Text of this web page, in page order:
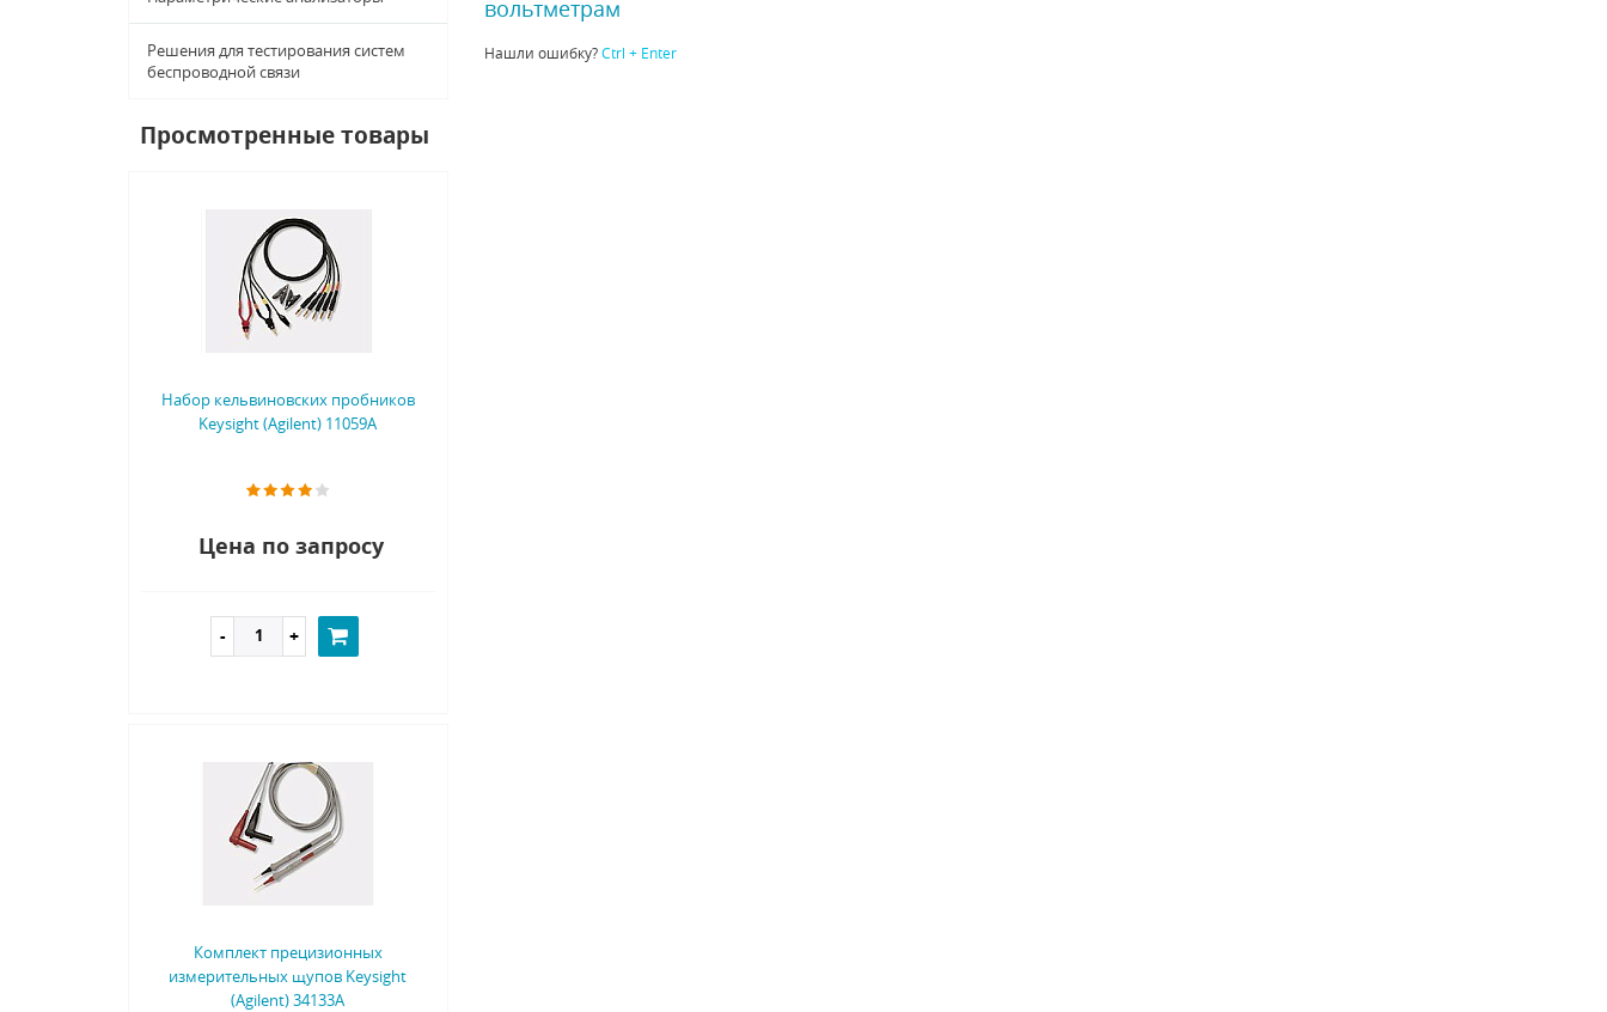
Решения для тестирования систем
беспроводной связи
Просмотренные товары
Набор кельвиновских пробников
Keysight (Agilent) 11059A
Цена по запросу
Комплект прецизионных
измерительных щупов Keysight
(Agilent) 34133A
вольтметрам
Нашли ошибку?Ctrl + Enter